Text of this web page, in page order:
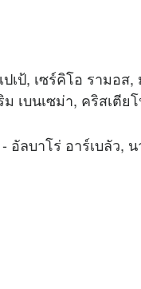
เป้, เซร์คิโอ รามอส
เบนเซม่า, คริสเตีย
อัลบาโร่ อาร์เบลัว,